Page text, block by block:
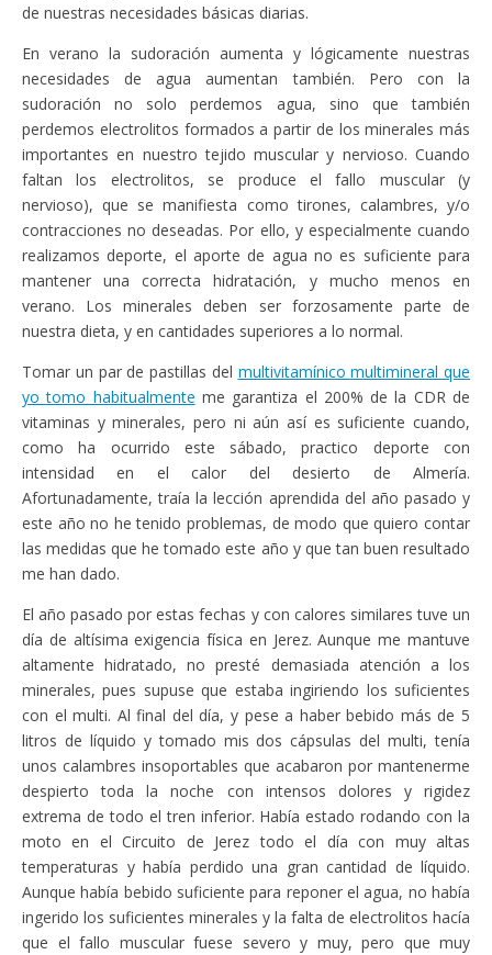
de nuestras necesidades básicas diarias.
En verano la sudoración aumenta y lógicamente nuestras
necesidades de agua aumentan también. Pero con la
sudoración no solo perdemos agua, sino que también
perdemos electrolitos formados a partir de los minerales más
importantes en nuestro tejido muscular y nervioso. Cuando
faltan los electrolitos, se produce el fallo muscular (y
nervioso), que se manifiesta como tirones, calambres, y/o
contracciones no deseadas. Por ello, y especialmente cuando
realizamos deporte, el aporte de agua no es suficiente para
mantener una correcta hidratación, y mucho menos en
verano. Los minerales deben ser forzosamente parte de
nuestra dieta, y en cantidades superiores a lo normal.
Tomar un par de pastillas del multivitamínico multimineral que
yo tomo habitualmente me garantiza el 200% de la CDR de
vitaminas y minerales, pero ni aún así es suficiente cuando,
como ha ocurrido este sábado, practico deporte con
intensidad en el calor del desierto de Almería.
Afortunadamente, traía la lección aprendida del año pasado y
este año no he tenido problemas, de modo que quiero contar
las medidas que he tomado este año y que tan buen resultado
me han dado.
El año pasado por estas fechas y con calores similares tuve un
día de altísima exigencia física en Jerez. Aunque me mantuve
altamente hidratado, no presté demasiada atención a los
minerales, pues supuse que estaba ingiriendo los suficientes
con el multi. Al final del día, y pese a haber bebido más de 5
litros de líquido y tomado mis dos cápsulas del multi, tenía
unos calambres insoportables que acabaron por mantenerme
despierto toda la noche con intensos dolores y rigidez
extrema de todo el tren inferior. Había estado rodando con la
moto en el Circuito de Jerez todo el día con muy altas
temperaturas y había perdido una gran cantidad de líquido.
Aunque había bebido suficiente para reponer el agua, no había
ingerido los suficientes minerales y la falta de electrolitos hacía
que el fallo muscular fuese severo y muy, pero que muy